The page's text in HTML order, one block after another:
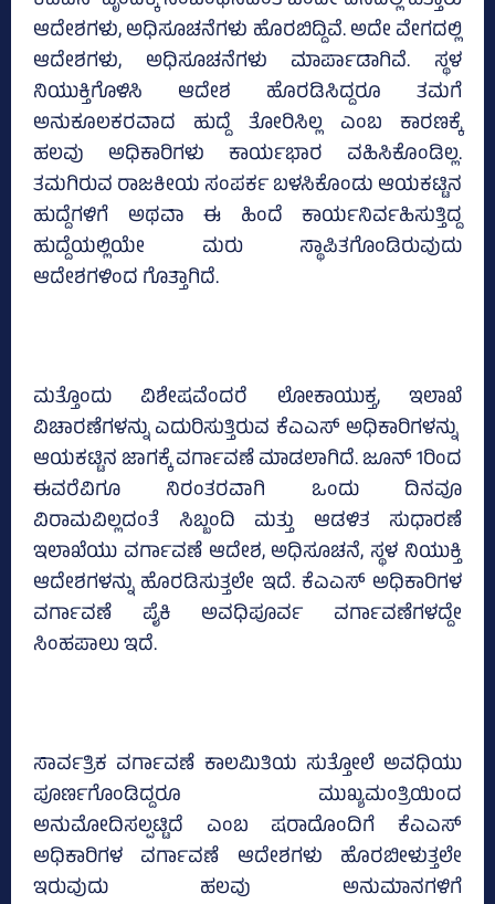
ಆದೇಶಗಳು, ಅಧಿಸೂಚನೆಗಳು ಹೊರಬಿದ್ದಿವೆ. ಅದೇ ವೇಗದಲ್ಲಿ
ಆದೇಶಗಳು, ಅಧಿಸೂಚನೆಗಳು ಮಾರ್ಪಾಡಾಗಿವೆ. ಸ್ಥಳ
ನಿಯುಕ್ತಿಗೊಳಿಸಿ ಆದೇಶ ಹೊರಡಿಸಿದ್ದರೂ ತಮಗೆ
ಅನುಕೂಲಕರವಾದ ಹುದ್ದೆ ತೋರಿಸಿಲ್ಲ ಎಂಬ ಕಾರಣಕ್ಕೆ
ಹಲವು ಅಧಿಕಾರಿಗಳು ಕಾರ್ಯಭಾರ ವಹಿಸಿಕೊಂಡಿಲ್ಲ.
ತಮಗಿರುವ ರಾಜಕೀಯ ಸಂಪರ್ಕ ಬಳಸಿಕೊಂಡು ಆಯಕಟ್ಟಿನ
ಹುದ್ದೆಗಳಿಗೆ ಅಥವಾ ಈ ಹಿಂದೆ ಕಾರ್ಯನಿರ್ವಹಿಸುತ್ತಿದ್ದ
ಹುದ್ದೆಯಲ್ಲಿಯೇ ಮರು ಸ್ಥಾಪಿತಗೊಂಡಿರುವುದು
ಆದೇಶಗಳಿಂದ ಗೊತ್ತಾಗಿದೆ.
ಮತ್ತೊಂದು ವಿಶೇಷವೆಂದರೆ ಲೋಕಾಯುಕ್ತ, ಇಲಾಖೆ
ವಿಚಾರಣೆಗಳನ್ನು ಎದುರಿಸುತ್ತಿರುವ ಕೆಎಎಸ್‌ ಅಧಿಕಾರಿಗಳನ್ನು
ಆಯಕಟ್ಟಿನ ಜಾಗಕ್ಕೆ ವರ್ಗಾವಣೆ ಮಾಡಲಾಗಿದೆ. ಜೂನ್‌ 1ರಿಂದ
ಈವರೆವಿಗೂ ನಿರಂತರವಾಗಿ ಒಂದು ದಿನವೂ
ವಿರಾಮವಿಲ್ಲದಂತೆ ಸಿಬ್ಬಂದಿ ಮತ್ತು ಆಡಳಿತ ಸುಧಾರಣೆ
ಇಲಾಖೆಯು ವರ್ಗಾವಣೆ ಆದೇಶ, ಅಧಿಸೂಚನೆ, ಸ್ಥಳ ನಿಯುಕ್ತಿ
ಆದೇಶಗಳನ್ನು ಹೊರಡಿಸುತ್ತಲೇ ಇದೆ. ಕೆಎಎಸ್‌ ಅಧಿಕಾರಿಗಳ
ವರ್ಗಾವಣೆ ಪೈಕಿ ಅವಧಿಪೂರ್ವ ವರ್ಗಾವಣೆಗಳದ್ದೇ
ಸಿಂಹಪಾಲು ಇದೆ.
ಸಾರ್ವತ್ರಿಕ ವರ್ಗಾವಣೆ ಕಾಲಮಿತಿಯ ಸುತ್ತೋಲೆ ಅವಧಿಯು
ಪೂರ್ಣಗೊಂಡಿದ್ದರೂ ಮುಖ್ಯಮಂತ್ರಿಯಿಂದ
ಅನುಮೋದಿಸಲ್ಪಟ್ಟಿದೆ ಎಂಬ ಷರಾದೊಂದಿಗೆ ಕೆಎಎಸ್‌
ಅಧಿಕಾರಿಗಳ ವರ್ಗಾವಣೆ ಆದೇಶಗಳು ಹೊರಬೀಳುತ್ತಲೇ
ಇರುವುದು ಹಲವು ಅನುಮಾನಗಳಿಗೆ